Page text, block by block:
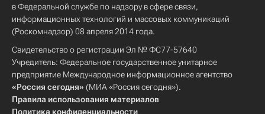
в Федеральной службе по надзору в сфере связи,
информационных технологий и массовых коммуникаций
(Роскомнадзор) 08 апреля 2014 года.
Свидетельство о регистрации Эл № ФС77-57640
Учредитель: Федеральное государственное унитарное
предприятие Международное информационное агентство
«Россия сегодня» (МИА «Россия сегодня»).
Правила использования материалов
Политика конфиденциальности